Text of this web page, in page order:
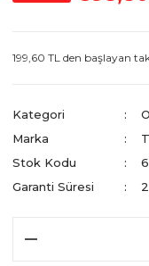
199,60 TL den başlayan
Kategori
Marka
Stok Kodu
Garanti Süresi